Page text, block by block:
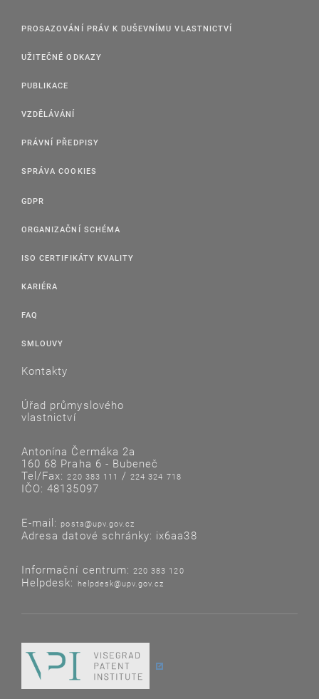
PROSAZOVÁNÍ PRÁV K DUŠEVNÍMU VLASTNICTVÍ
UŽITEČNÉ ODKAZY
PUBLIKACE
VZDĚLÁVÁNÍ
PRÁVNÍ PŘEDPISY
SPRÁVA COOKIES
GDPR
ORGANIZAČNÍ SCHÉMA
ISO CERTIFIKÁTY KVALITY
KARIÉRA
FAQ
SMLOUVY
Kontakty
Úřad průmyslového
vlastnictví
Antonína Čermáka 2a
160 68 Praha 6 - Bubeneč
Tel/Fax:220 383 111 /224 324 718
IČO: 48135097
E-mail: posta@upv.gov.cz
Adresa datové schránky: ix6aa38
Informační centrum: 220 383 120
Helpdesk: helpdesk@upv.gov.cz